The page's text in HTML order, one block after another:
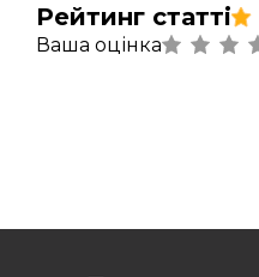
Рейтинг статті
Ваша оцінка